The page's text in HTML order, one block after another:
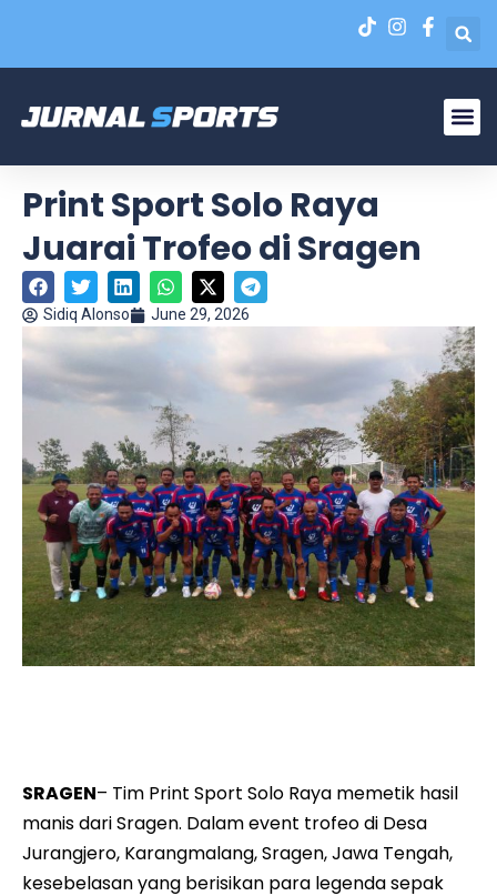
Print Sport Solo Raya
Juarai Trofeo di Sragen
Sidiq Alonso June 29, 2026
SRAGEN– Tim Print Sport Solo Raya memetik hasil
manis dari Sragen. Dalam event trofeo di Desa
Jurangjero, Karangmalang, Sragen, Jawa Tengah,
kesebelasan yang berisikan para legenda sepak